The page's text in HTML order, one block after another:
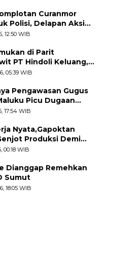
Curanmor
Polisi, Delapan Aksi
Terungkap
12:50 WIB
di Parit
PT Hindoli Keluang,
Kematian
05:39 WIB
Pengawasan Gugus
Picu Dugaan
Bale-Bale di
17:54 WIB
Nyata,Gapoktan
Produksi Demi
00:18 WIB
Dianggap Remehkan
Sumut
18:05 WIB